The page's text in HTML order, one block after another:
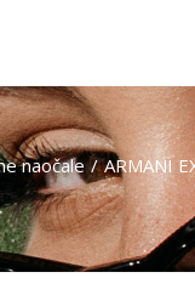
naočale
ARMANI